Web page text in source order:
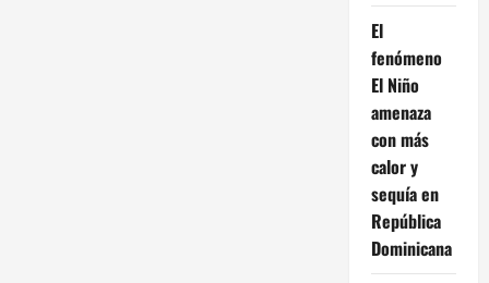
El
fenómeno
El Niño
amenaza
con más
calor y
sequía en
República
Dominicana